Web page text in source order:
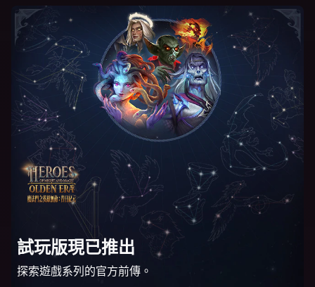
試玩版現已推出
探索遊戲系列的官方前傳。